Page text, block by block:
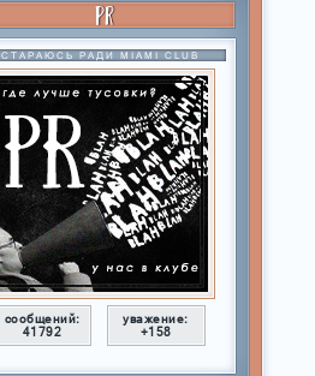
PR
СТАРАЮСЬ РАДИ MIAMI CLUB
сообщений:
41792
уважение:
+158